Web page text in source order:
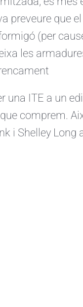
preveure que
(per
les
una ITE a un
comprem.
i Shelley Long